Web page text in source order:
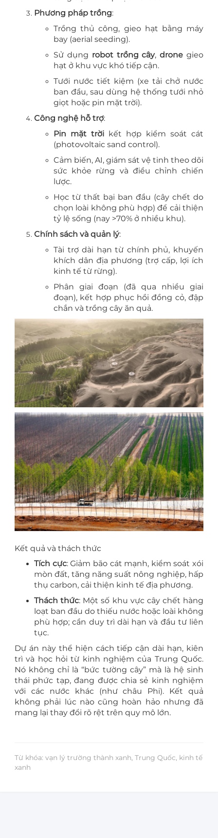
Phương pháp trồng:
Trồng thủ công, gieo hạt bằng máy
bay (aerial seeding).
Sử dụng robot trồng cây,drone gieo
hạt ở khu vực khó tiếp cận.
Tưới nước tiết kiệm (xe tải chở nước
ban đầu, sau dùng hệ thống tưới nhỏ
giọt hoặc pin mặt trời).
Công nghệ hỗ trợ:
Pin mặt trời kết hợp kiểm soát cát
(photovoltaic sand control).
Cảm biến, AI, giám sát vệ tinh theo dõi
sức khỏe rừng và điều chỉnh chiến
lược.
Học từ thất bại ban đầu (cây chết do
chọn loài không phù hợp) để cải thiện
tỷ lệ sống (nay >70% ở nhiều khu).
Chính sách và quản lý:
Tài trợ dài hạn từ chính phủ, khuyến
khích dân địa phương (trợ cấp, lợi ích
kinh tế từ rừng).
Phân giai đoạn (đã qua nhiều giai
đoạn), kết hợp phục hồi đồng cỏ, đập
chắn và trồng cây ăn quả.
Kết quả và thách thức
Tích cực: Giảm bão cát mạnh, kiểm soát xói
mòn đất, tăng năng suất nông nghiệp, hấp
thụ carbon, cải thiện kinh tế địa phương.
Thách thức: Một số khu vực cây chết hàng
loạt ban đầu do thiếu nước hoặc loài không
phù hợp; cần duy trì dài hạn và đầu tư liên
tục.
Dự án này thể hiện cách tiếp cận dài hạn, kiên
trì và học hỏi từ kinh nghiệm của Trung Quốc.
Nó không chỉ là “bức tường cây” mà là hệ sinh
thái phức tạp, đang được chia sẻ kinh nghiệm
với các nước khác (như châu Phi). Kết quả
không phải lúc nào cũng hoàn hảo nhưng đã
mang lại thay đổi rõ rệt trên quy mô lớn.
Từ khóa: vạn lý trường thành xanh, Trung Quốc, kinh tế
xanh